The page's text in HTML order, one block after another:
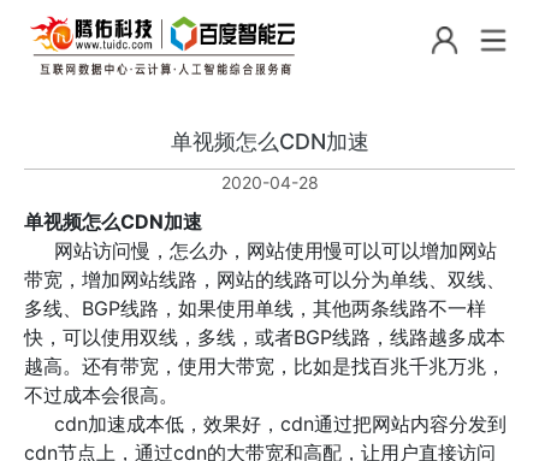
单视频怎么CDN加速
2020-04-28
单视频怎么CDN加速
网站访问慢，怎么办，网站使用慢可以可以增加网站
带宽，增加网站线路，网站的线路可以分为单线、双线、
多线、BGP线路，如果使用单线，其他两条线路不一样
快，可以使用双线，多线，或者BGP线路，线路越多成本
越高。还有带宽，使用大带宽，比如是找百兆千兆万兆，
不过成本会很高。
cdn加速成本低，效果好，cdn通过把网站内容分发到
cdn节点上，通过cdn的大带宽和高配，让用户直接访问